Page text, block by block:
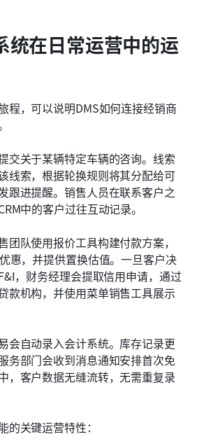
统在日常运营中的运
程，可以说明DMS如何连接经销商
交关于某辆特定车辆的咨询。线索
线索，根据轮换规则将其分配给可
跟进提醒。销售人员在联系客户之
中的客户过往互动记录。
团队使用报价工具构建付款方案，
惠，并提供置换估值。一旦客户决
，财务经理会提取信用申请，通过
款机构，并使用菜单销售工具展示
会自动录入会计系统。库存记录更
务部门会收到消息通知安排首次免
，客户数据无缝流转，无需重复录
关键运营特性：